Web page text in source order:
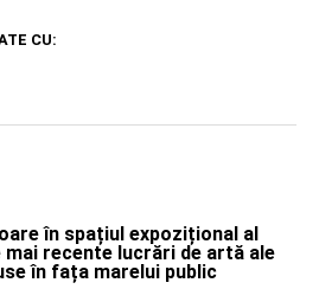
CU:
în spațiul expozițional al
mai recente lucrări de artă ale
în fața marelui public